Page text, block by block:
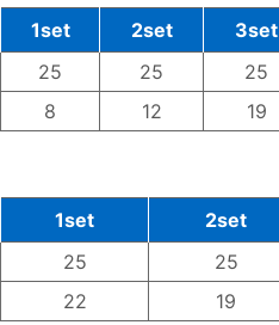
1set 2set 3set
25 25 25
8 12 19
1set 2set
25 25
22 19